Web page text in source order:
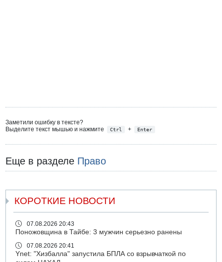
Заметили ошибку в тексте?
Выделите текст мышью и нажмите
Ctrl + Enter
Еще в разделе Право
КОРОТКИЕ НОВОСТИ
07.08.2026 20:43
Поножовщина в Тайбе: 3 мужчин серьезно ранены
07.08.2026 20:41
Ynet: "Хизбалла" запустила БПЛА со взрывчаткой по